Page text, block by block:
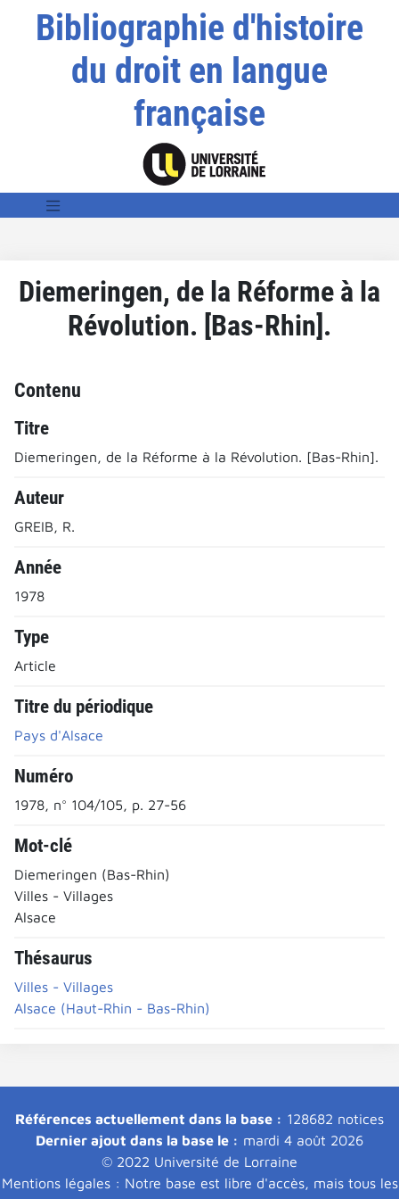
Bibliographie d'histoire
du droit en langue
française
Diemeringen, de la Réforme à la
Révolution. [Bas-Rhin].
Contenu
Titre
Diemeringen, de la Réforme à la Révolution. [Bas-Rhin].
Auteur
GREIB, R.
Année
1978
Type
Article
Titre du périodique
Pays d'Alsace
Numéro
1978, n° 104/105, p. 27-56
Mot-clé
Diemeringen (Bas-Rhin)
Villes - Villages
Alsace
Thésaurus
Villes - Villages
Alsace (Haut-Rhin - Bas-Rhin)
Références actuellement dans la base : 128682 notices
Dernier ajout dans la base le : mardi 4 août 2026
© 2022 Université de Lorraine
Mentions légales : Notre base est libre d'accès, mais tous les